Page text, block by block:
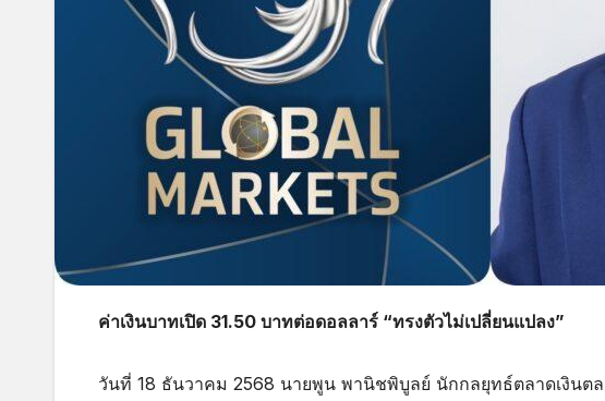
ค่าเงินบาทเปิด 31.50 บาทต่อดอลลาร์ “ทรงตัวไม่เปลี่ยนแปลง”
วันที่ 18 ธันวาคม 2568 นายพูน พานิชพิบูลย์ นักกลยุทธ์ตลาดเงินต